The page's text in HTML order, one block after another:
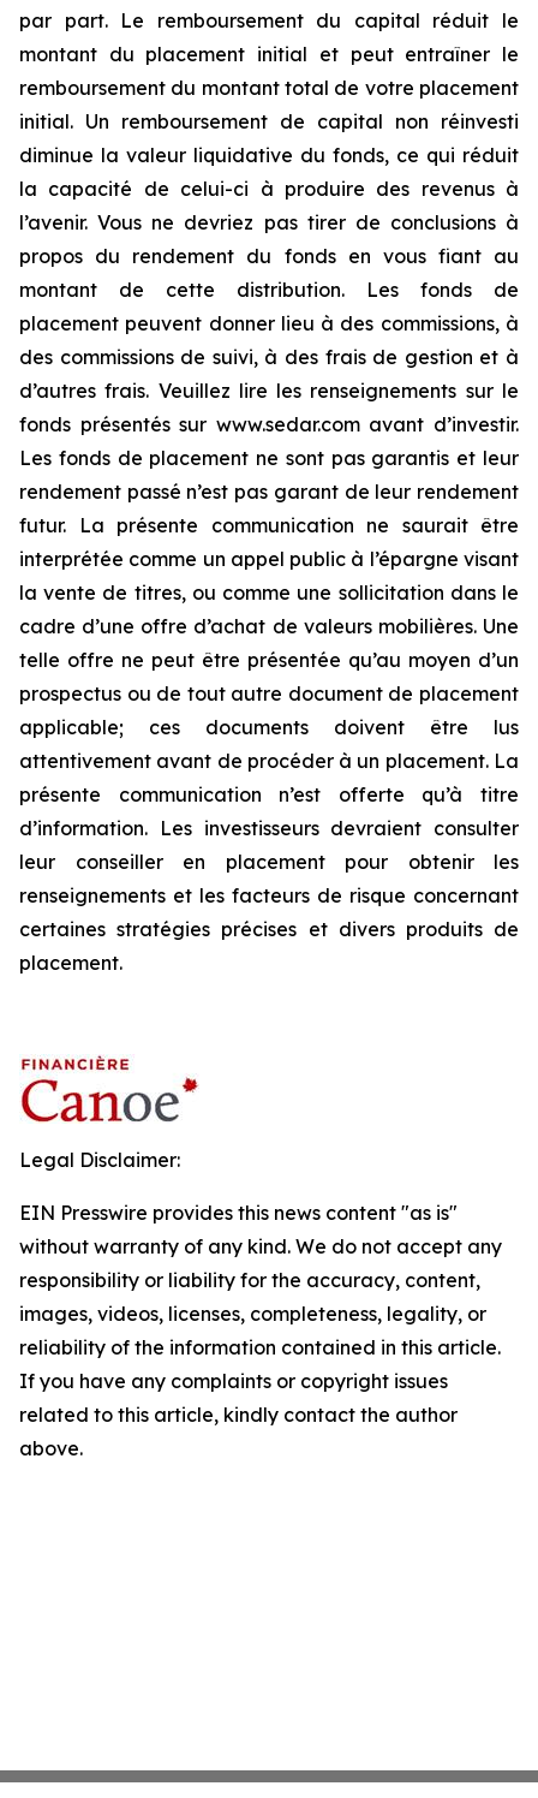
par part. Le remboursement du capital réduit le
montant du placement initial et peut entraîner le
remboursement du montant total de votre placement
initial. Un remboursement de capital non réinvesti
diminue la valeur liquidative du fonds, ce qui réduit
la capacité de celui-ci à produire des revenus à
l’avenir. Vous ne devriez pas tirer de conclusions à
propos du rendement du fonds en vous fiant au
montant de cette distribution. Les fonds de
placement peuvent donner lieu à des commissions, à
des commissions de suivi, à des frais de gestion et à
d’autres frais. Veuillez lire les renseignements sur le
fonds présentés sur www.sedar.com avant d’investir.
Les fonds de placement ne sont pas garantis et leur
rendement passé n’est pas garant de leur rendement
futur. La présente communication ne saurait être
interprétée comme un appel public à l’épargne visant
la vente de titres, ou comme une sollicitation dans le
cadre d’une offre d’achat de valeurs mobilières. Une
telle offre ne peut être présentée qu’au moyen d’un
prospectus ou de tout autre document de placement
applicable; ces documents doivent être lus
attentivement avant de procéder à un placement. La
présente communication n’est offerte qu’à titre
d’information. Les investisseurs devraient consulter
leur conseiller en placement pour obtenir les
renseignements et les facteurs de risque concernant
certaines stratégies précises et divers produits de
placement.
Legal Disclaimer:
EIN Presswire provides this news content "as is"
without warranty of any kind. We do not accept any
responsibility or liability for the accuracy, content,
images, videos, licenses, completeness, legality, or
reliability of the information contained in this article.
If you have any complaints or copyright issues
related to this article, kindly contact the author
above.